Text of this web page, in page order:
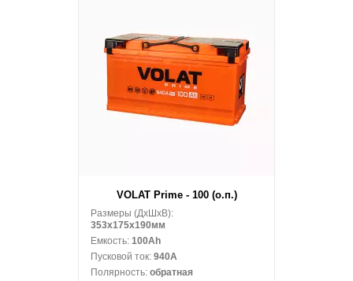
VOLAT Prime - 100 (о.п.)
Размеры (ДxШxВ):
353x175x190мм
Емкость: 100Ah
Пусковой ток: 940A
Полярность: обратная